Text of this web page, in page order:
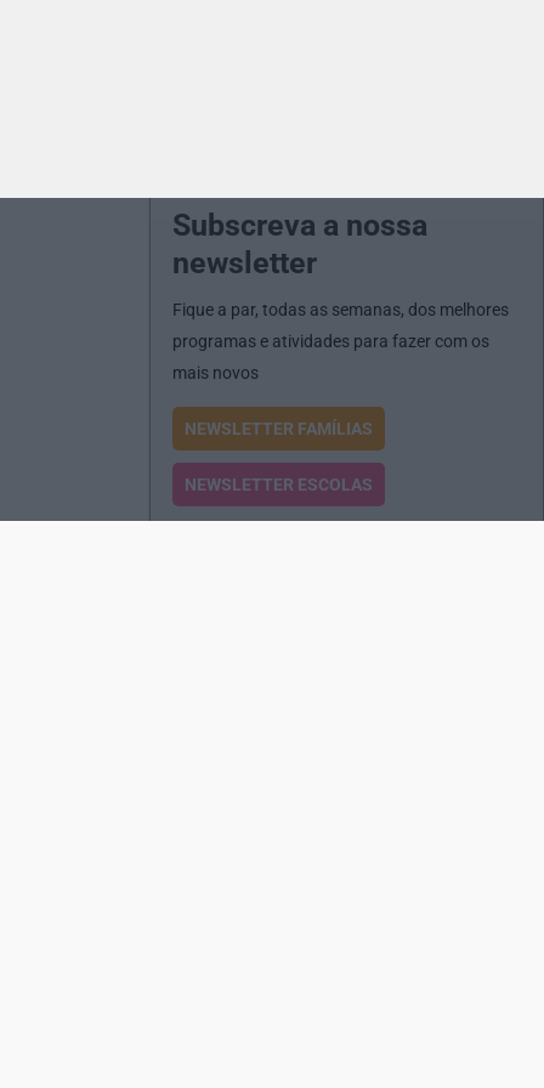
Subscreva a nossa
newsletter
Fique a par, todas as semanas, dos melhores
programas e atividades para fazer com os
mais novos
NEWSLETTER FAMÍLIAS
NEWSLETTER ESCOLAS